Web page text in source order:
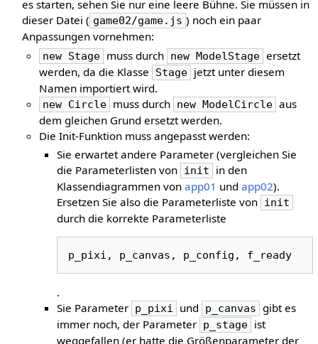
es starten, sehen Sie nur eine leere Bühne. Sie müssen in
dieser Datei ( game02/game.js ) noch ein paar
Anpassungen vornehmen:
new Stage muss durch new ModelStage ersetzt
werden, da die Klasse
Stage jetzt unter diesem
Namen importiert wird.
new Circle muss durch new ModelCircle aus
dem gleichen Grund ersetzt werden.
Die Init-Funktion muss angepasst werden:
Sie erwartet andere Parameter (vergleichen Sie
die Parameterlisten von init
in den
Klassendiagrammen von app01 und app02).
Ersetzen Sie also die Parameterliste von init
durch die korrekte Parameterliste
p_pixi , p_canvas , p_config , f_ready
.
Sie Parameter p_pixi und p_canvas gibt es
immer noch, der Parameter p_stage ist
weggefallen (er hatte die Größenparameter der